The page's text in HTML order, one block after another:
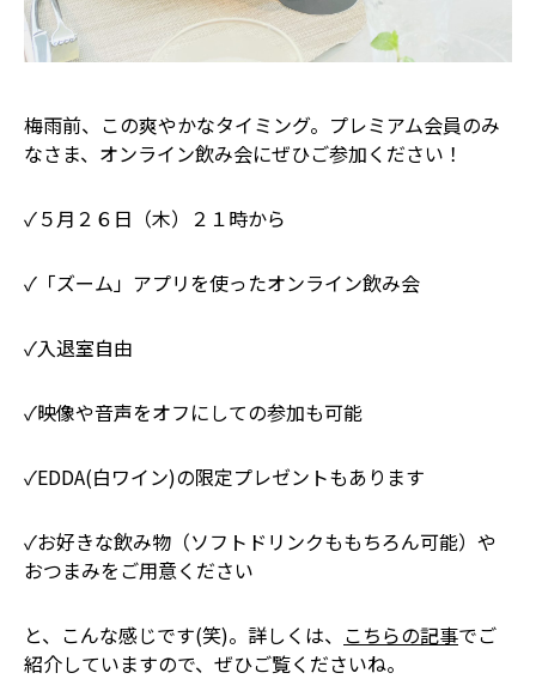
梅雨前、この爽やかなタイミング。プレミアム会員のみ
なさま、オンライン飲み会にぜひご参加ください！
✓５月２６日（木）２１時から
✓「ズーム」アプリを使ったオンライン飲み会
✓入退室自由
✓映像や音声をオフにしての参加も可能
✓EDDA(白ワイン)の限定プレゼントもあります
✓お好きな飲み物（ソフトドリンクももちろん可能）や
おつまみをご用意ください
と、こんな感じです(笑)。詳しくは、 こちらの記事でご
紹介していますので、ぜひご覧くださいね。